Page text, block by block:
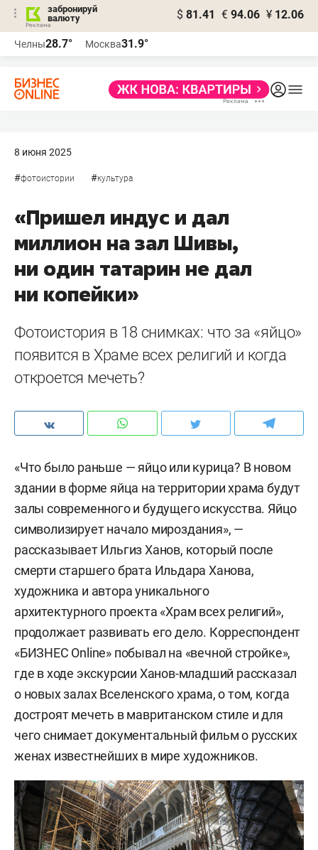
забронируй
валюту
$ 81.41 € 94.06 ¥ 12.06
Челны28.7° Москва31.9°
8 июня 2025
#фотоистории #культура
«Пришел индус и дал
миллион на зал Шивы,
ни один татарин не дал
ни копейки»
Фотоистория в 18 снимках: что за «яйцо»
появится в Храме всех религий и когда
откроется мечеть?
«Что было раньше — яйцо или курица? В новом
здании в форме яйца на территории храма будут
залы современного и будущего искусства. Яйцо
символизирует начало мироздания», —
рассказывает Ильгиз Ханов, который после
смерти старшего брата Ильдара Ханова,
художника и автора уникального
архитектурного проекта «Храм всех религий»,
продолжает развивать его дело. Корреспондент
«БИЗНЕС Online» побывал на «вечной стройке»,
где в ходе экскурсии Ханов-младший рассказал
о новых залах Вселенского храма, о том, когда
достроят мечеть в мавританском стиле и для
чего снимает документальный фильм о русских
женах известнейших в мире художников.